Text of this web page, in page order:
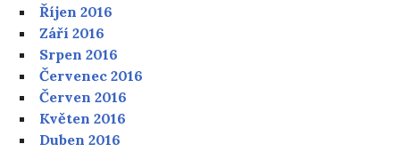
Říjen 2016
Září 2016
Srpen 2016
Červenec 2016
Červen 2016
Květen 2016
Duben 2016